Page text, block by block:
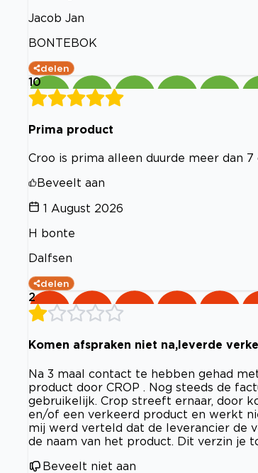
Jacob Jan
BONTEBOK
delen
10
Prima product
Croo is prima alleen duurde meer dan
Beveelt aan
1 August 2026
H bonte
Dalfsen
delen
2
Komen afspraken niet na,leverde
Na 3 maal contact te hebben gehad
product door CROP . Nog steeds de
gebruikelijk. Crop streeft ernaar, door
en/of een verkeerd product en werkt
mij werd verteld dat de leverancier de
de naam van het product. Dit verzin je
Beveelt niet aan